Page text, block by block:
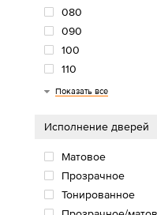
080
090
100
110
120
130
140
150
Показать все
Исполнение дверей
Матовое
Прозрачное
Тонированное